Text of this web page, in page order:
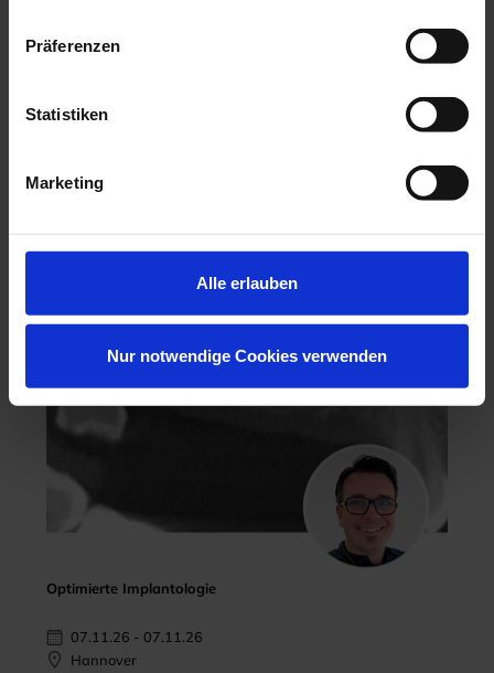
Präferenzen
Statistiken
Marketing
Alle erlauben
Nur notwendige Cookies verwenden
06.11.26 - 07.11.26
Dr. Hanni Lohmar
Optimierte Implantologie
07.11.26 - 07.11.26
Hannover